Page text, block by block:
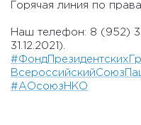
Горячая линия по
Наш телефон: 8 (952)
31.12.2021).
#АОсоюзНКО